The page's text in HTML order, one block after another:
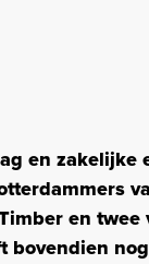
en
en twee
bovendien